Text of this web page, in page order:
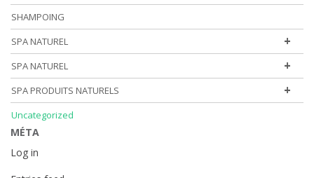
SHAMPOING
+
SPA NATUREL
+
SPA NATUREL
+
SPA PRODUITS NATURELS
Uncategorized
MÉTA
Log in